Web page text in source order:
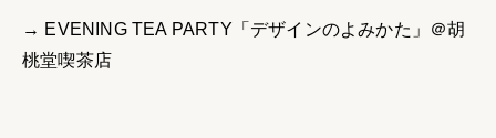
→ EVENING TEA PARTY「デザインのよみかた」＠胡
桃堂喫茶店